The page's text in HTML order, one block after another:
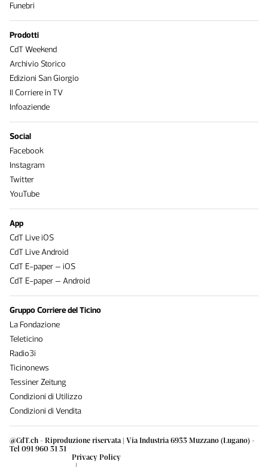
@CdT.ch - Riproduzione riservata | Via Industria 6933 Muzzano (Lugano) -
Tel 091 960 31 31
Privacy Policy
|
Funebri
Prodotti
CdT Weekend
Archivio Storico
Edizioni San Giorgio
Il Corriere in TV
Infoaziende
Social
Facebook
Instagram
Twitter
YouTube
App
CdT Live iOS
CdT Live Android
CdT E-paper – iOS
CdT E-paper – Android
Gruppo Corriere del Ticino
La Fondazione
Teleticino
Radio3i
Ticinonews
Tessiner Zeitung
Condizioni di Utilizzo
Condizioni di Vendita